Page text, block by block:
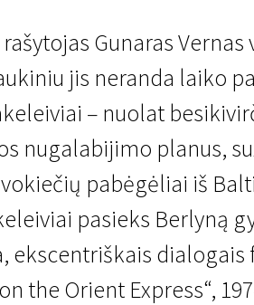
Gunaras
jis neranda laiko
– nuolat
nugalabijimo planus,
pabėgėliai iš
pasieks Berlyną
the Orient Express“,